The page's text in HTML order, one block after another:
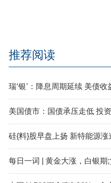
推荐阅读
瑞‘银’：降息周期延续 美债
美国债市：国债承压走低 投
硅{料}股早盘上扬 新特能源
每日一词 | 黄金大涨，白银期